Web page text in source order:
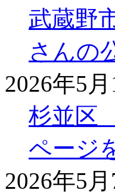
武蔵野
さんの
2026年5月
杉並区
ページ
2026年5月